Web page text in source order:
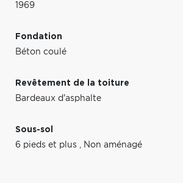
1969
Fondation
Béton coulé
Revêtement de la toiture
Bardeaux d'asphalte
Sous-sol
6 pieds et plus , Non aménagé